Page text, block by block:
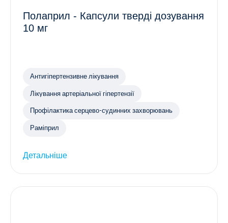
Полаприл - Капсули тверді дозування
10 мг
Антигіпертензивне лікування
Лікування артеріальної гіпертензії
Профілактика серцево-судинних захворювань
Раміприл
Детальніше